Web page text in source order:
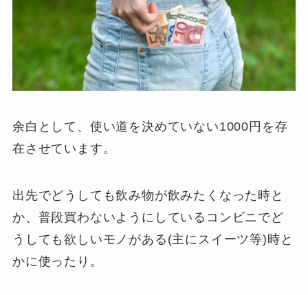
余白として、使い道を決めていない1000円を存
在させています。
出先でどうしても飲み物が飲みたくなった時と
か、普段買わないようにしているコンビニでど
うしても欲しいモノがある(主にスイーツ等)時と
かに使ったり。